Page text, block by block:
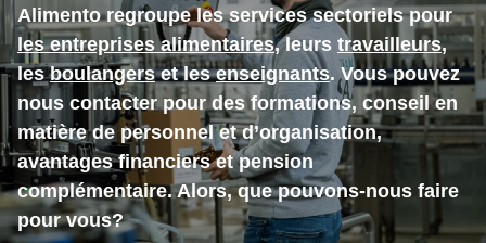
Alimento regroupe les services sectoriels pour
les entreprises alimentaires, leurs travailleurs,
lesboulangerset lesenseignants. Vous pouvez
nous contacter pour des formations, conseil en
matière de personnel et d’organisation,
avantages financiers et pension
complémentaire. Alors, que pouvons-nous faire
pour vous?